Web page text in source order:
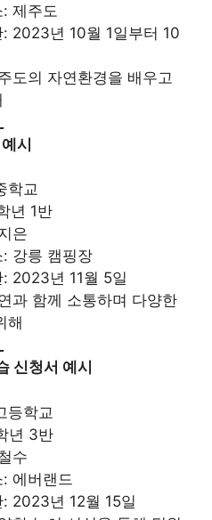
제주도
2023년 10월 1일부터 10
도의 자연환경을 배우고
시
학교
년 1반
은
강릉 캠핑장
2023년 11월 5일
과 함께 소통하며 다양한
해
신청서 예시
등학교
년 3반
수
에버랜드
2023년 12월 15일